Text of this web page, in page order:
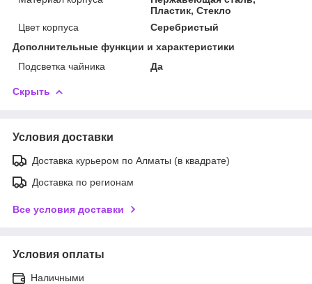
Пластик, Стекло
Цвет корпуса
Серебристый
Дополнительные функции и характеристики
Подсветка чайника
Да
Скрыть
Условия доставки
Доставка курьером по Алматы (в квадрате)
Доставка по регионам
Все условия доставки
Условия оплаты
Наличными